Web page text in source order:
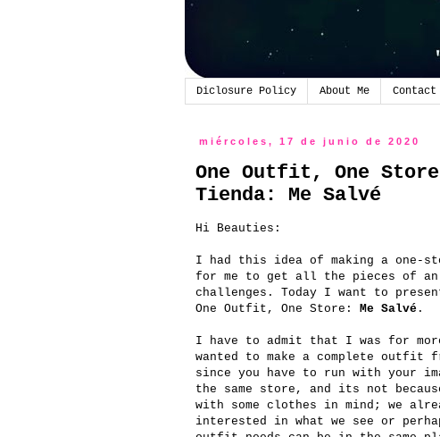
Diclosure Policy About Me Contact
miércoles, 17 de junio de 2020
One Outfit, One
Tienda: Me Salvé
Hi Beauties:
I had this idea of making a one-
for me to get all the pieces of
challenges. Today I want to
One Outfit, One Store: Me Salvé .
I have to admit that I was for
wanted to make a complete outfit
since you have to run with your
the same store, and its not
with some clothes in mind; we
interested in what we see or